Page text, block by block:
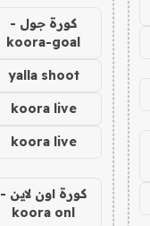
كورة جول -
koora-goal
yalla shoot
koora live
koora live
كورة اون لاين -
koora onl